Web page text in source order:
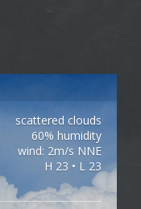
scattered clouds
60% humidity
wind: 2m/s NNE
H 23 • L 23